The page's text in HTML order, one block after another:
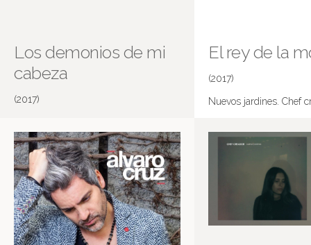
Los demonios de mi
cabeza
(2017)
El rey de la
(2017)
Nuevos jardines. Chef